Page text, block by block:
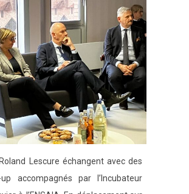
Lescure échangent avec des
accompagnés par l’Incubateur